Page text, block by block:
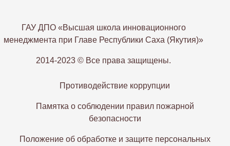
ГАУ ДПО «Высшая школа инновационного
менеджмента при Главе Республики Саха (Якутия)»
2014-2023 © Все права защищены.
Противодействие коррупции
Памятка о соблюдении правил пожарной
безопасности
Положение об обработке и защите персональных